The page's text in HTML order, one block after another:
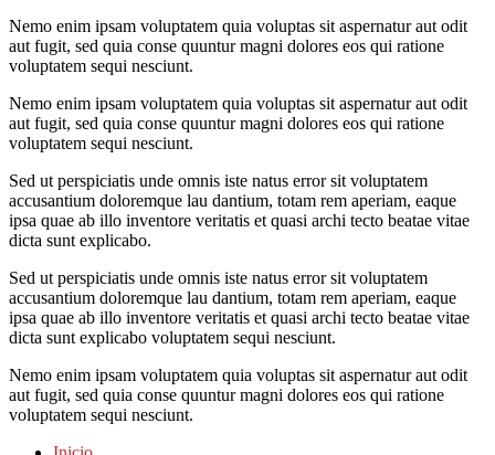
Nemo enim ipsam voluptatem quia voluptas sit aspernatur aut odit
aut fugit, sed quia conse quuntur magni dolores eos qui ratione
voluptatem sequi nesciunt.
Nemo enim ipsam voluptatem quia voluptas sit aspernatur aut odit
aut fugit, sed quia conse quuntur magni dolores eos qui ratione
voluptatem sequi nesciunt.
Sed ut perspiciatis unde omnis iste natus error sit voluptatem
accusantium doloremque lau dantium, totam rem aperiam, eaque
ipsa quae ab illo inventore veritatis et quasi archi tecto beatae vitae
dicta sunt explicabo.
Sed ut perspiciatis unde omnis iste natus error sit voluptatem
accusantium doloremque lau dantium, totam rem aperiam, eaque
ipsa quae ab illo inventore veritatis et quasi archi tecto beatae vitae
dicta sunt explicabo voluptatem sequi nesciunt.
Nemo enim ipsam voluptatem quia voluptas sit aspernatur aut odit
aut fugit, sed quia conse quuntur magni dolores eos qui ratione
voluptatem sequi nesciunt.